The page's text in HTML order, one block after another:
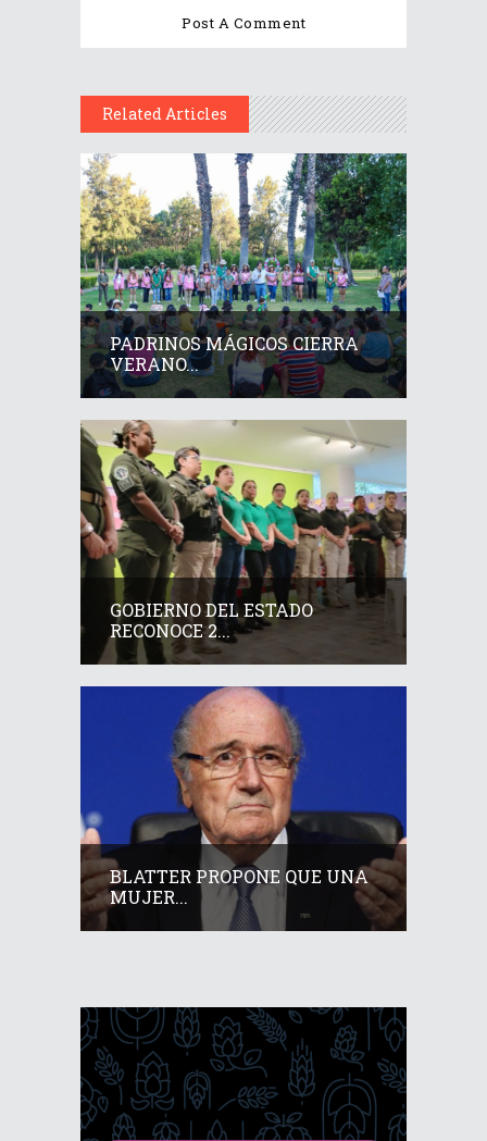
Related Articles
PADRINOS MÁGICOS CIERRA
VERANO...
GOBIERNO DEL ESTADO
RECONOCE 2...
BLATTER PROPONE QUE UNA
MUJER...